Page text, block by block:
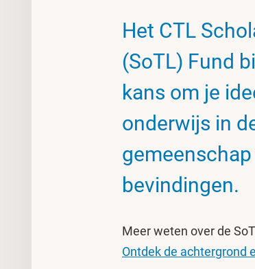
Het CTL
(SoTL) Fund
kans om je
onderwijs in
bevindingen.
Meer weten over de
Ontdek de achtergrond